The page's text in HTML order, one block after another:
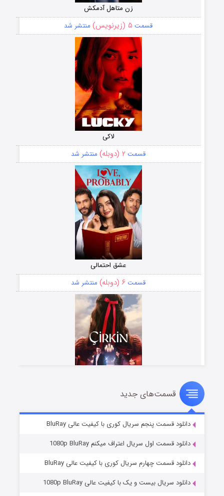
زن متاهل آدمکش
قسمت ۵ (زیرنویس) منتشر شد
لاکی
قسمت ۲ (دوبله) منتشر شد
عشق احتمالی
قسمت ۶ (دوبله) منتشر شد
سریال زشت
قسمت۵ (زیرنویس) منتشر شد
قسمت‌های جدید
دانلود قسمت پنجم سریال کوری با کیفیت عالی BluRay
دانلود قسمت اول سریال اعتراف میکنم 1080p BluRay
دانلود قسمت چهارم سریال کوری با کیفیت عالی BluRay
دانلود سریال بیست و یک با کیفیت عالی 1080p BluRay